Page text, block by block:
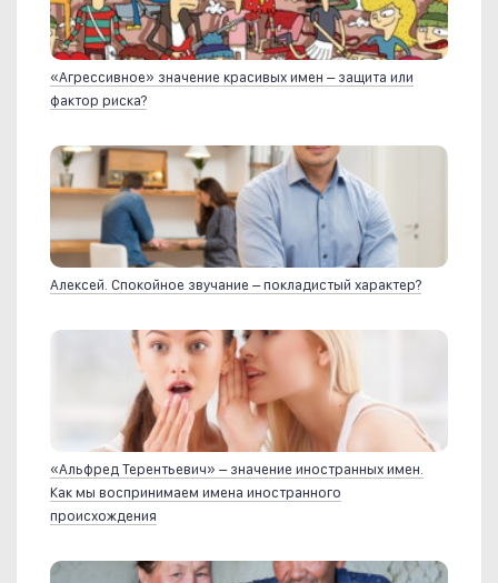
«Агрессивное» значение красивых имен – защита или
фактор риска?
Алексей. Спокойное звучание – покладистый характер?
«Альфред Терентьевич» – значение иностранных имен.
Как мы воспринимаем имена иностранного
происхождения